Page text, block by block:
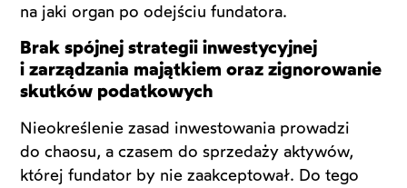
na jaki organ po odejściu fundatora.
Brak spójnej strategii inwestycyjnej
i zarządzania majątkiem oraz zignorowanie
skutków podatkowych
Nieokreślenie zasad inwestowania prowadzi
do chaosu, a czasem do sprzedaży aktywów,
której fundator by nie zaakceptował. Do tego